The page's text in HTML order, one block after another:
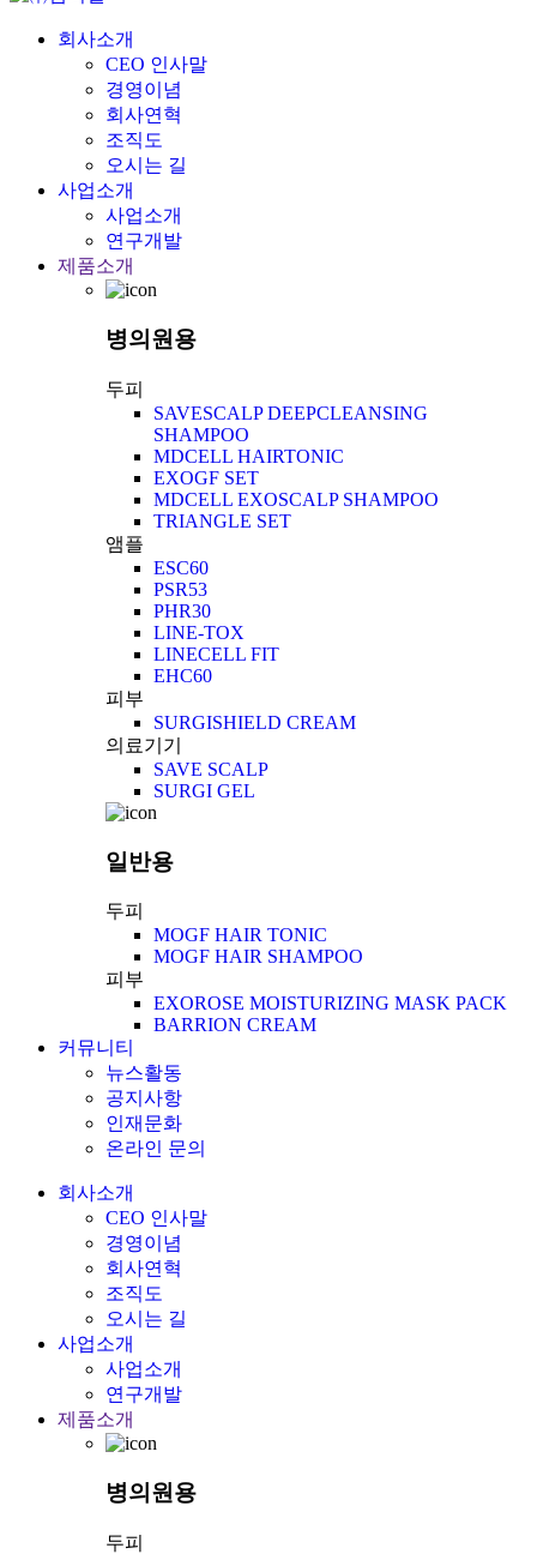
회사소개
CEO 인사말
경영이념
회사연혁
조직도
오시는 길
사업소개
사업소개
연구개발
제품소개
병의원용
두피
SAVESCALP DEEPCLEANSING
SHAMPOO
MDCELL HAIRTONIC
EXOGF SET
MDCELL EXOSCALP SHAMPOO
TRIANGLE SET
앰플
ESC60
PSR53
PHR30
LINE-TOX
LINECELL FIT
EHC60
피부
SURGISHIELD CREAM
의료기기
SAVE SCALP
SURGI GEL
일반용
두피
MOGF HAIR TONIC
MOGF HAIR SHAMPOO
피부
EXOROSE MOISTURIZING MASK PACK
BARRION CREAM
커뮤니티
뉴스활동
공지사항
인재문화
온라인 문의
회사소개
CEO 인사말
경영이념
회사연혁
조직도
오시는 길
사업소개
사업소개
연구개발
제품소개
병의원용
두피